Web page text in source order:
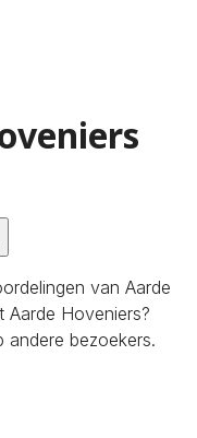
van Aarde
Aarde Hoveniers?
andere bezoekers.